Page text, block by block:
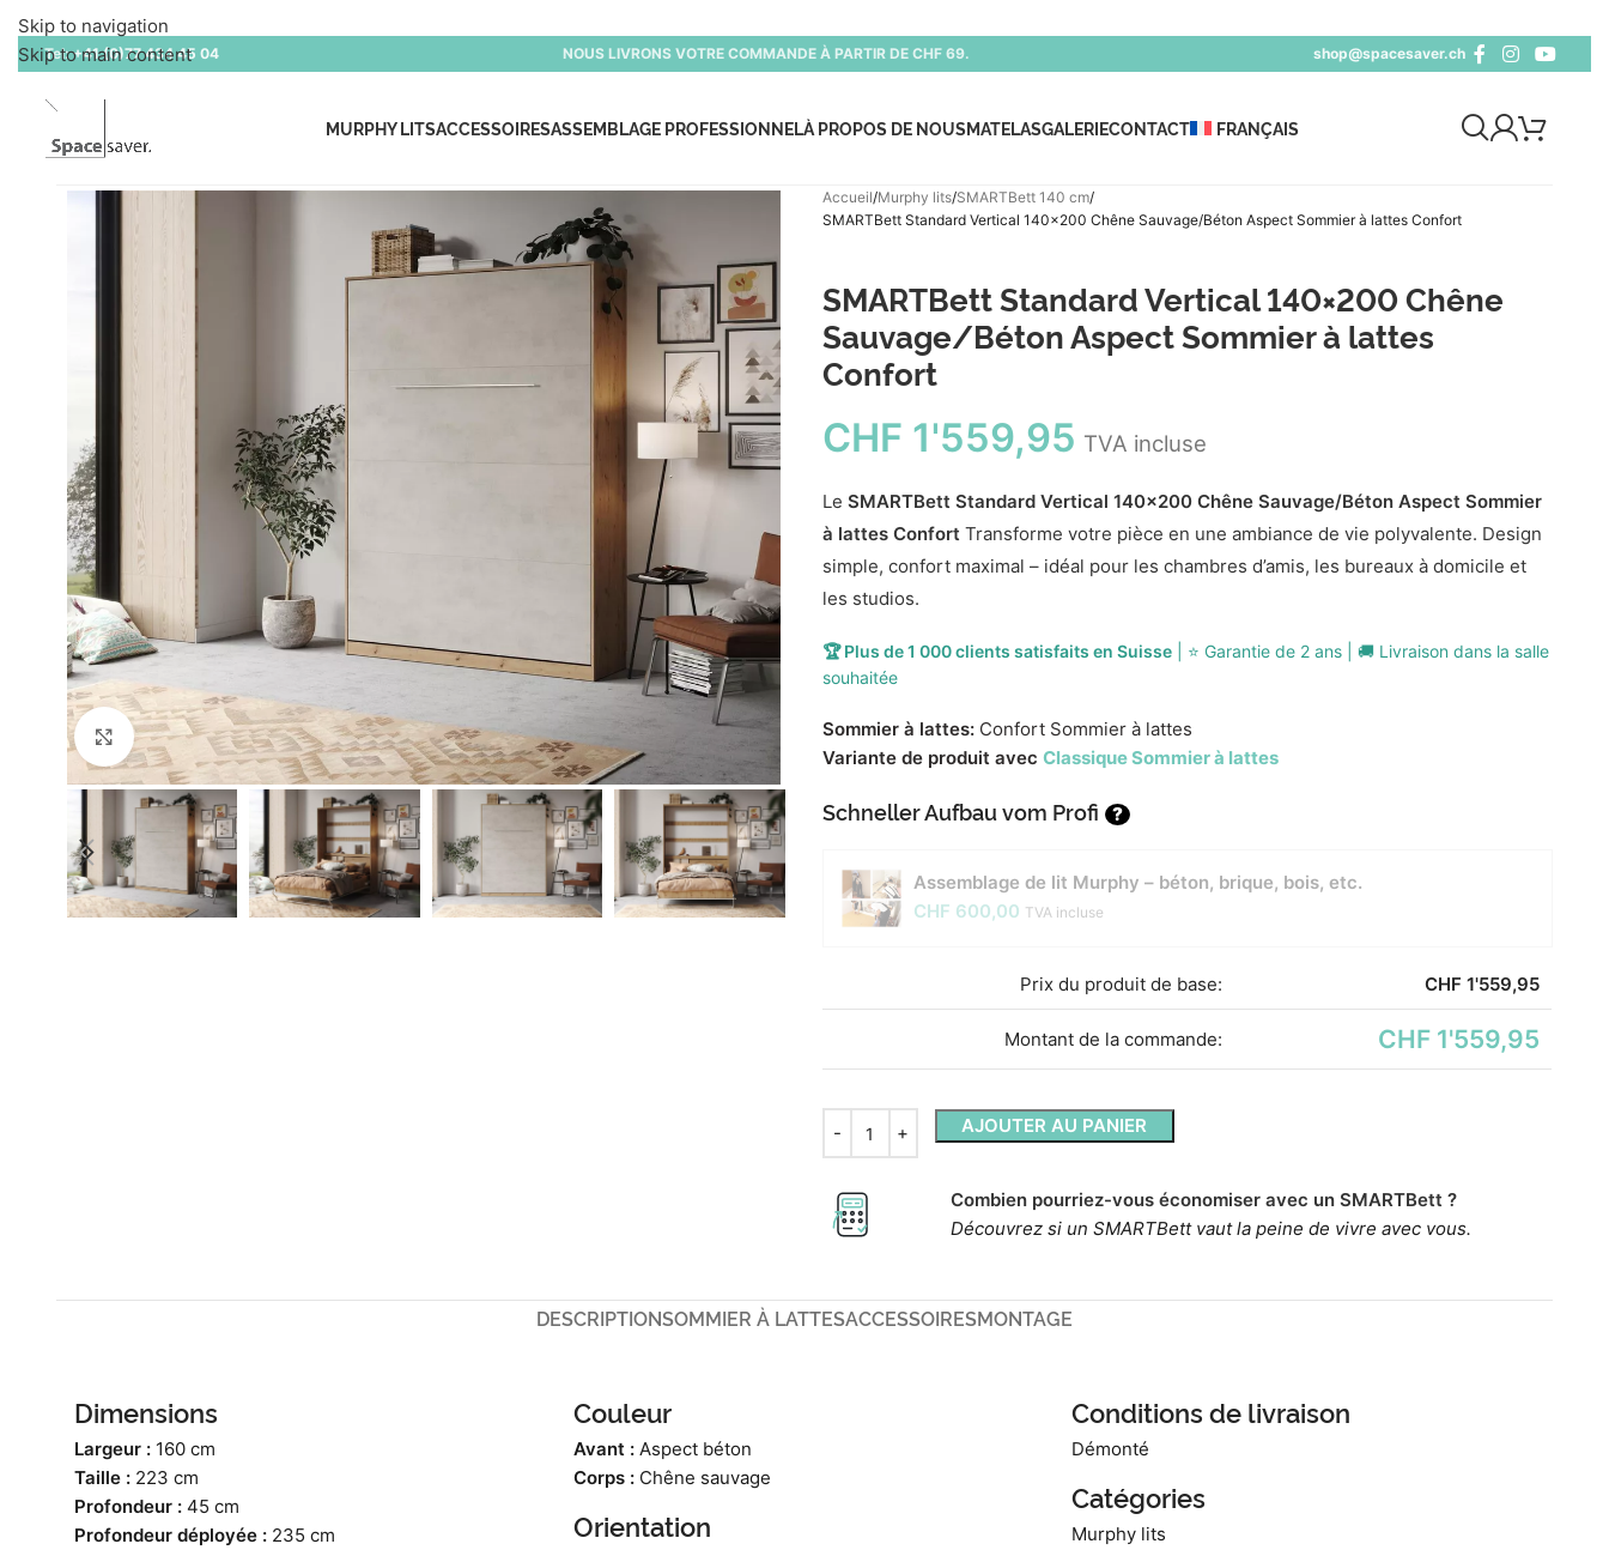
Skip to navigation
Skip to main content
Tel:+41 (0)77 434 45 04 NOUS LIVRONS VOTRE COMMANDE À PARTIR DE CHF 69. shop@spacesaver.ch
MURPHY LITSACCESSOIRESASSEMBLAGE PROFESSIONNELÀ PROPOS DE NOUSMATELASGALERIECONTACT FRANÇAIS
Click to enlarge
Accueil Murphy lits SMARTBett 140 cm
SMARTBett Standard Vertical 140×200 Chêne Sauvage/Béton Aspect Sommier à lattes Confort
SMARTBett Standard Vertical 140×200 Chêne
Sauvage/Béton Aspect Sommier à lattes
Confort
CHF 1'559,95 TVA incluse
Le SMARTBett Standard Vertical 140x200 Chêne Sauvage/Béton Aspect Sommier
à lattes ConfortTransforme votre pièce en une ambiance de vie polyvalente. Design
simple, confort maximal – idéal pour les chambres d’amis, les bureaux à domicile et
les studios.
🏆 Plus de 1 000 clients satisfaits en Suisse| ⭐ Garantie de 2 ans | 🚚 Livraison dans la salle
souhaitée
Sommier à lattes:Confort Sommier à lattes
Variante de produit avec Classique Sommier à lattes
Schneller Aufbau vom Profi ?
Assemblage de lit Murphy – béton, brique, bois, etc.
CHF 600,00 TVA incluse
Prix ​​du produit de base: CHF 1'559,95
Montant de la commande: CHF 1'559,95
AJOUTER AU PANIER
Combien pourriez-vous économiser avec un SMARTBett ?
Découvrez si un SMARTBett vaut la peine de vivre avec vous.
DESCRIPTIONSOMMIER À LATTESACCESSOIRESMONTAGE
Dimensions
Largeur : 160 cm
Taille : 223 cm
Profondeur : 45 cm
Profondeur déployée : 235 cm
Couleur
Avant :Aspect béton
Corps :Chêne sauvage
Orientation
Conditions de livraison
Démonté
Catégories
Murphy lits